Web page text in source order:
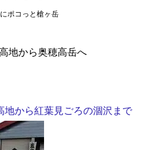
ポコっと槍ヶ岳
地から奥穂高岳へ
地から紅葉見ごろの涸沢まで